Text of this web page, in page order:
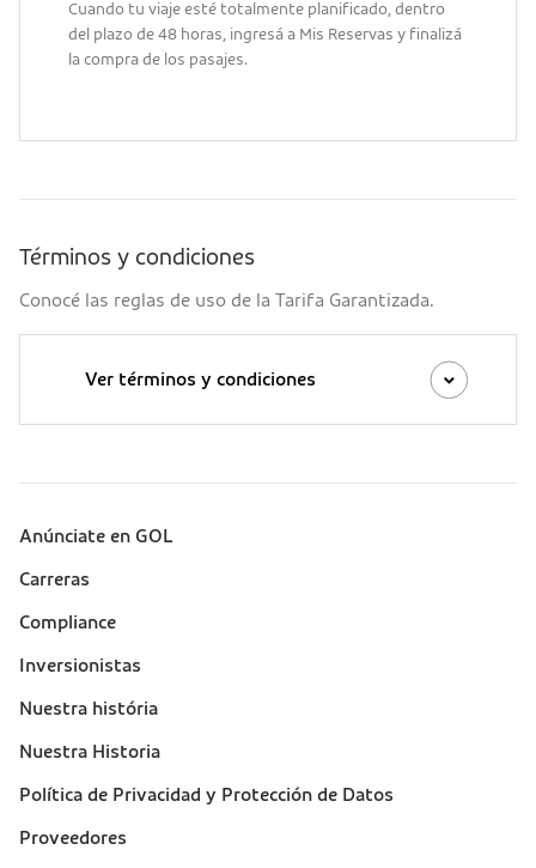
Cuando tu viaje esté totalmente planificado, dentro
del plazo de 48 horas, ingresá a Mis Reservas y finalizá
la compra de los pasajes.
Términos y condiciones
Conocé las reglas de uso de la Tarifa Garantizada.
Ver términos y condiciones
Sobre a Gol (footer)
Anúnciate en GOL
Carreras
Compliance
Inversionistas
Nuestra história
Nuestra Historia
Política de Privacidad y Protección de Datos
Proveedores